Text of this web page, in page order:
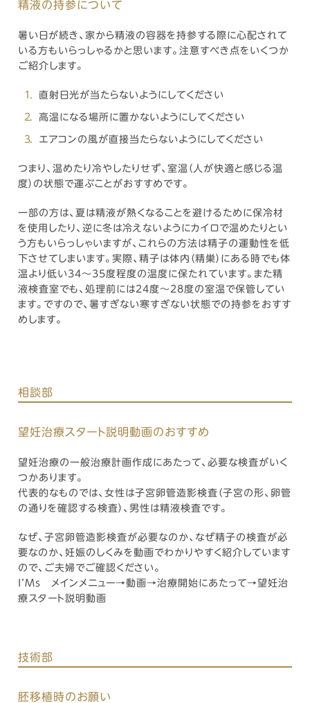
精液の持参について
暑い日が続き、家から精液の容器を持参する際に心配されて
いる方もいらっしゃるかと思います。注意すべき点をいくつか
ご紹介します。
直射日光が当たらないようにしてください
高温になる場所に置かないようにしてください
エアコンの風が直接当たらないようにしてください
つまり、温めたり冷やしたりせず、室温（人が快適と感じる温
度）の状態で運ぶことがおすすめです。
一部の方は、夏は精液が熱くなることを避けるために保冷材
を使用したり、逆に冬は冷えないようにカイロで温めたりとい
う方もいらっしゃいますが、これらの方法は精子の運動性を低
下させてしまいます。実際、精子は体内（精巣）にある時でも体
温より低い34～35度程度の温度に保たれています。また精
液検査室でも、処理前には24度～28度の室温で保管してい
ます。ですので、暑すぎない寒すぎない状態での持参をおすす
めします。
相談部
望妊治療スタート説明動画のおすすめ
望妊治療の一般治療計画作成にあたって、必要な検査がいく
つかあります。
代表的なものでは、女性は子宮卵管造影検査（子宮の形、卵管
の通りを確認する検査）、男性は精液検査です。
なぜ、子宮卵管造影検査が必要なのか、なぜ精子の検査が必
要なのか、妊娠のしくみを動画でわかりやすく紹介しています
ので、ご夫婦でご確認ください。
I’Ms メインメニュー→動画→治療開始にあたって→望妊治
療スタート説明動画
技術部
胚移植時のお願い